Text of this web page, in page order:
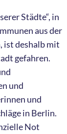
Städte“, in
aus der
ist deshalb mit
gefahren.
und
und
in Berlin.
Not